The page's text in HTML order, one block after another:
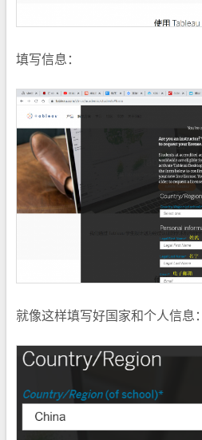
填写信息：
就像这样填写好国家和个人信息：